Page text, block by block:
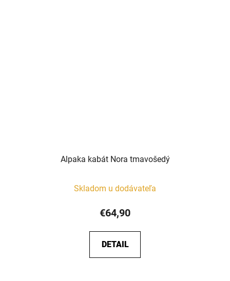
Alpaka kabát Nora tmavošedý
Skladom u dodávateľa
€64,90
DETAIL